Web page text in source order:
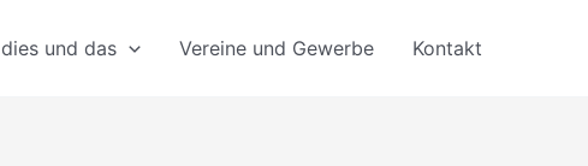
dies und das Vereine und Gewerbe Kontakt